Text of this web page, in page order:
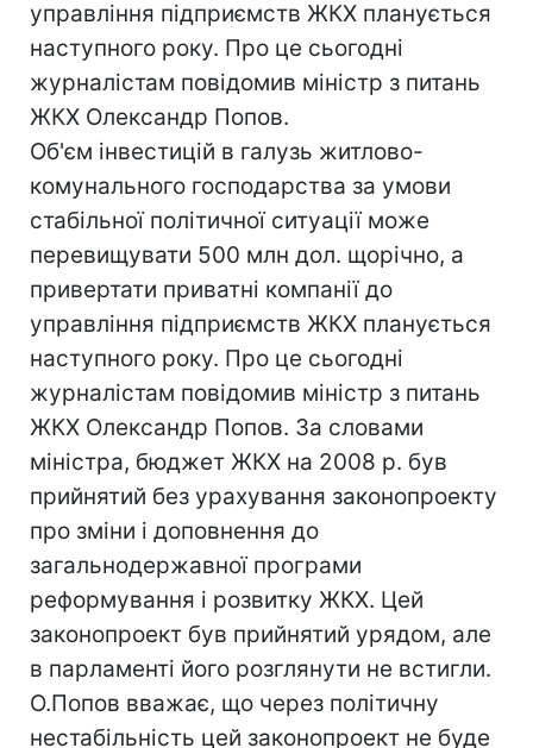
управління підприємств ЖКХ планується
наступного року. Про це сьогодні
журналістам повідомив міністр з питань
ЖКХ Олександр Попов.
Об'єм інвестицій в галузь житлово-
комунального господарства за умови
стабільної політичної ситуації може
перевищувати 500 млн дол. щорічно, а
привертати приватні компанії до
управління підприємств ЖКХ планується
наступного року. Про це сьогодні
журналістам повідомив міністр з питань
ЖКХ Олександр Попов. За словами
міністра, бюджет ЖКХ на 2008 р. був
прийнятий без урахування законопроекту
про зміни і доповнення до
загальнодержавної програми
реформування і розвитку ЖКХ. Цей
законопроект був прийнятий урядом, але
в парламенті його розглянути не встигли.
О.Попов вважає, що через політичну
нестабільність цей законопроект не буде